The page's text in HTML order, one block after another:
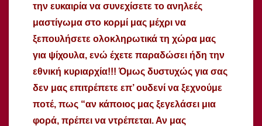
την ευκαιρία να συνεχίσετε το ανηλεές
μαστίγωμα στο κορμί μας μέχρι να
ξεπουλήσετε ολοκληρωτικά τη χώρα μας
για ψίχουλα, ενώ έχετε παραδώσει ήδη την
εθνική κυριαρχία!!! Όμως δυστυχώς για σας
δεν μας επιτρέπετε επ’ ουδενί να ξεχνούμε
ποτέ, πως “αν κάποιος μας ξεγελάσει μια
φορά, πρέπει να ντρέπεται. Αν μας